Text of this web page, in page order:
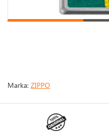
Marka: ZIPPO